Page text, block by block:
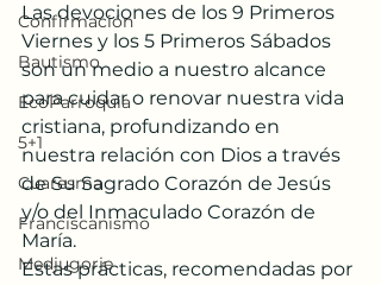
Confirmación
Bautismo
EcoParroquia
5+1
Cuaresma
Franciscanismo
Medjugorje
Las devociones de los 9 Primeros
Viernes y los 5 Primeros Sábados
son un medio a nuestro alcance
para cuidar o renovar nuestra vida
cristiana, profundizando en
nuestra relación con Dios a través
de Su Sagrado Corazón de Jesús
y/o del Inmaculado Corazón de
María.
Estas prácticas, recomendadas por